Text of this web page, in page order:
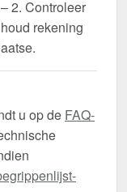
2. Controleer
rekening
u op de FAQ-